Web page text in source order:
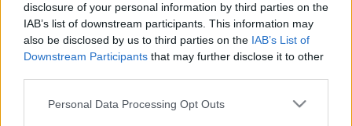
disclosure of your personal information by third parties on the
IAB’s list of downstream participants. This information may
also be disclosed by us to third parties on the IAB’s List of
Downstream Participants that may further disclose it to other
Please note that this website/app uses one or more Google
Personal Data Processing Opt Outs